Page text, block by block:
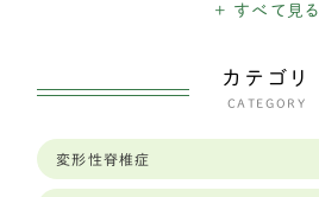
イタリアングレイハウンド
トイフォックステリア
+ すべて見る
カテゴリ
CATEGORY
変形性脊椎症